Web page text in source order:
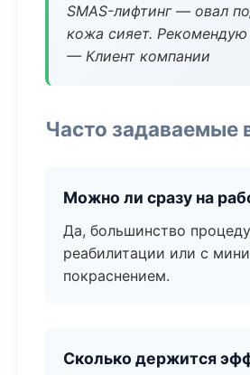
SMAS-лифтинг — овал
кожа сияет. Рекомендую
— Клиент компании
Часто задаваемые
Можно ли сразу на
Да, большинство
реабилитации или с
покраснением.
Сколько держится